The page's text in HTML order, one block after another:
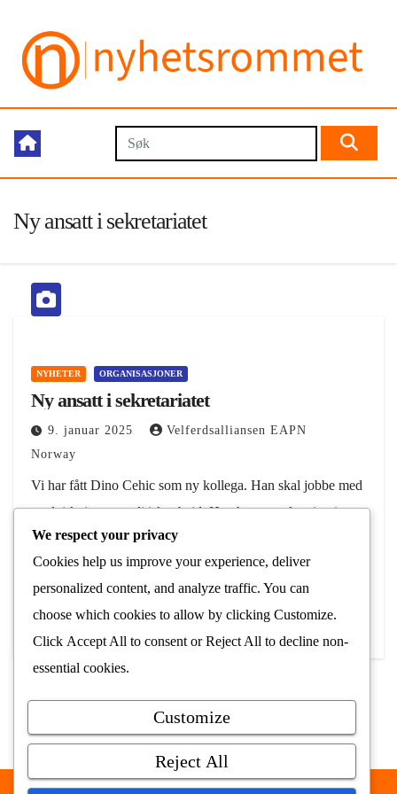
Ny ansatt i sekretariatet
NYHETER ORGANISASJONER
Ny ansatt i sekretariatet
9. januar 2025
Velferdsalliansen EAPN
Norway
Vi har fått Dino Cehic som ny kollega. Han skal jobbe med
medvirkning og politisk arbeid. Han har en utdanning innen
utviklingsstudier, og har tidligere jobbet en del
internasjonalt, blant annet hos…
Les Mer
We respect your privacy
Cookies help us improve your experience, deliver
personalized content, and analyze traffic. You can
choose which cookies to allow by clicking Customize.
Click Accept All to consent orReject All to decline non-
essential cookies.
Customize
Reject All